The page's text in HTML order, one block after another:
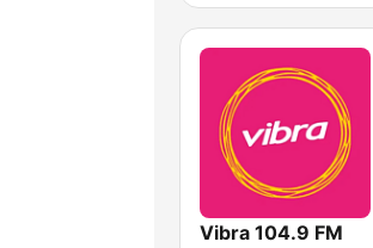
Vibra 104.9 FM